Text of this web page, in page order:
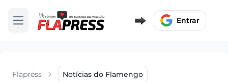
Abrir menu Entrar
Flapress Notícias do Flamengo